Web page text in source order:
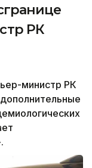
РК
министр РК